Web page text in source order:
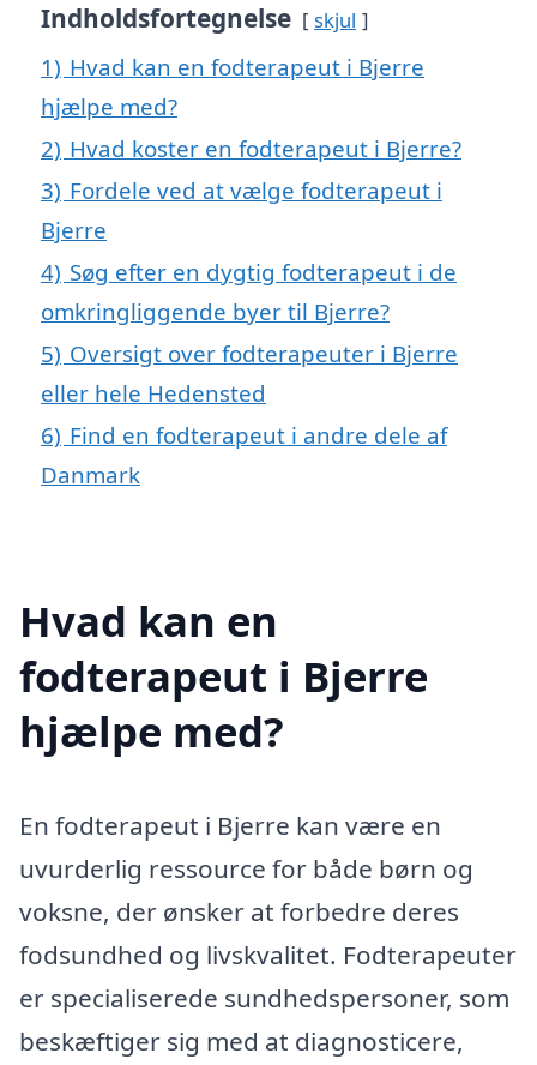
Indholdsfortegnelse skjul
1) Hvad kan en fodterapeut i Bjerre
hjælpe med?
2) Hvad koster en fodterapeut i Bjerre?
3) Fordele ved at vælge fodterapeut i
Bjerre
4) Søg efter en dygtig fodterapeut i de
omkringliggende byer til Bjerre?
5) Oversigt over fodterapeuter i Bjerre
eller hele Hedensted
6) Find en fodterapeut i andre dele af
Danmark
Hvad kan en
fodterapeut i Bjerre
hjælpe med?
En fodterapeut i Bjerre kan være en
uvurderlig ressource for både børn og
voksne, der ønsker at forbedre deres
fodsundhed og livskvalitet. Fodterapeuter
er specialiserede sundhedspersoner, som
beskæftiger sig med at diagnosticere,